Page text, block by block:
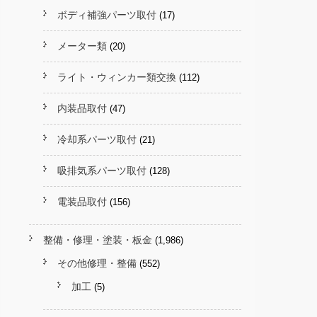
ボディ補強パーツ取付 (17)
メーター類 (20)
ライト・ウィンカー類交換 (112)
内装品取付 (47)
冷却系パーツ取付 (21)
吸排気系パーツ取付 (128)
電装品取付 (156)
整備・修理・塗装・板金 (1,986)
その他修理・整備 (552)
加工 (5)